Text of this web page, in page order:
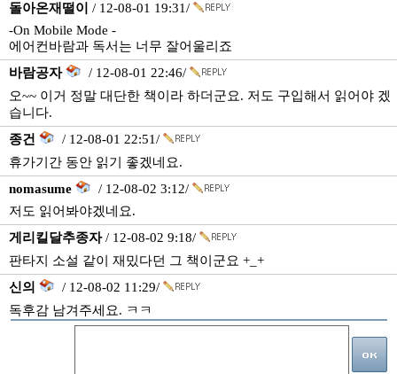
돌아온재떨이
/ 12-08-01 19:31/
-On Mobile Mode -
에어컨바람과 독서는 너무 잘어울리죠
바람공자
/ 12-08-01 22:46/
오~~ 이거 정말 대단한 책이라 하더군요. 저도 구입해서 읽어야 겠
습니다.
종건
/ 12-08-01 22:51/
휴가기간 동안 읽기 좋겠네요.
nomasume
/ 12-08-02 3:12/
저도 읽어봐야겠네요.
게리킬달추종자/ 12-08-02 9:18/
판타지 소설 같이 재밌다던 그 책이군요 +_+
신의
/ 12-08-02 11:29/
독후감 남겨주세요. ㅋㅋ